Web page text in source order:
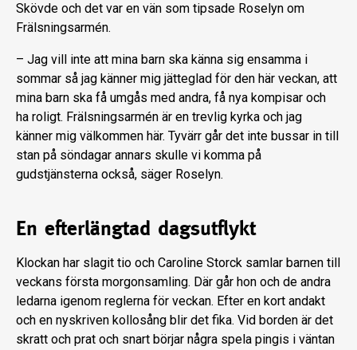
Skövde och det var en vän som tipsade Roselyn om
Frälsningsarmén.
– Jag vill inte att mina barn ska känna sig ensamma i
sommar så jag känner mig jätteglad för den här veckan, att
mina barn ska få umgås med andra, få nya kompisar och
ha roligt. Frälsningsarmén är en trevlig kyrka och jag
känner mig välkommen här. Tyvärr går det inte bussar in till
stan på söndagar annars skulle vi komma på
gudstjänsterna också, säger Roselyn.
En efterlängtad dagsutflykt
Klockan har slagit tio och Caroline Storck samlar barnen till
veckans första morgonsamling. Där går hon och de andra
ledarna igenom reglerna för veckan. Efter en kort andakt
och en nyskriven kollosång blir det fika. Vid borden är det
skratt och prat och snart börjar några spela pingis i väntan